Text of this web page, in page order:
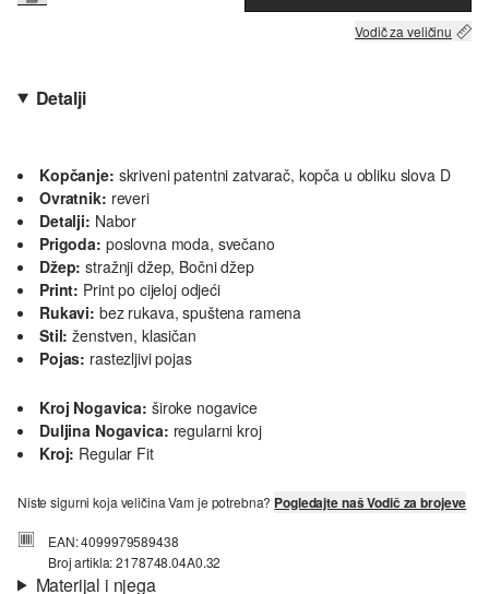
Vodič za veličinu
Detalji
Kopčanje: skriveni patentni zatvarač, kopča u obliku slova D
Ovratnik: reveri
Detalji: Nabor
Prigoda: poslovna moda, svečano
Džep: stražnji džep, Bočni džep
Print: Print po cijeloj odjeći
Rukavi: bez rukava, spuštena ramena
Stil: ženstven, klasičan
Pojas: rastezljivi pojas
Kroj Nogavica: široke nogavice
Duljina Nogavica: regularni kroj
Kroj: Regular Fit
Niste sigurni koja veličina Vam je potrebna? Pogledajte naš Vodič za brojeve
EAN: 4099979589438
Broj artikla: 2178748.04A0.32
Materijal i njega